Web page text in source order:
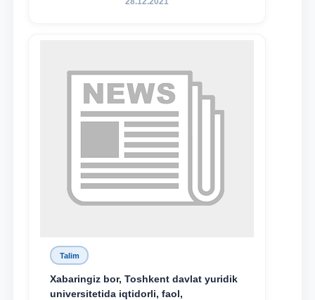
bo‘ldi.
Talim
Xabaringiz bor, Toshkent davlat yuridik
universitetida iqtidorli, faol,